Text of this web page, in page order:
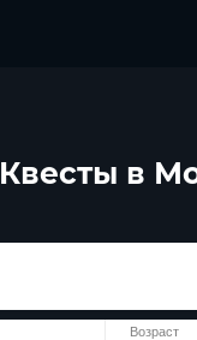
Квесты в
Возраст